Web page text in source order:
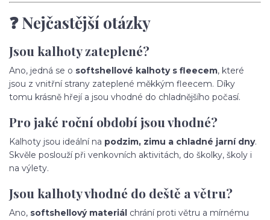
❓ Nejčastější otázky
Jsou kalhoty zateplené?
Ano, jedná se o softshellové kalhoty s fleecem, které
jsou z vnitřní strany zateplené měkkým fleecem. Díky
tomu krásně hřejí a jsou vhodné do chladnějšího počasí.
Pro jaké roční období jsou vhodné?
Kalhoty jsou ideální na podzim, zimu a chladné jarní dny.
Skvěle poslouží při venkovních aktivitách, do školky, školy i
na výlety.
Jsou kalhoty vhodné do deště a větru?
Ano, softshellový materiál chrání proti větru a mírnému